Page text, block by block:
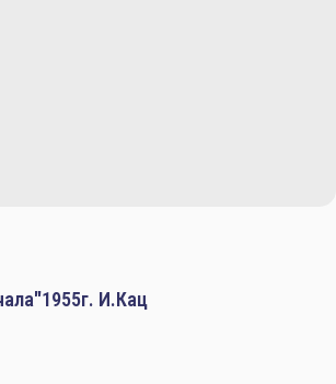
И.Кац